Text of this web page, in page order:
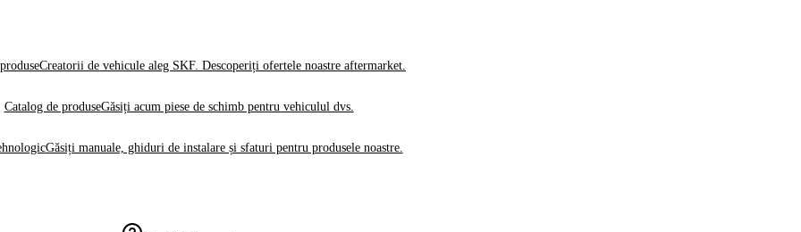
Creatorii de vehicule aleg SKF. Descoperiți ofertele noastre aftermarket.
Catalog de produseGăsiți acum piese de schimb pentru vehiculul dvs.
Găsiți manuale, ghiduri de instalare și sfaturi pentru produsele noastre.